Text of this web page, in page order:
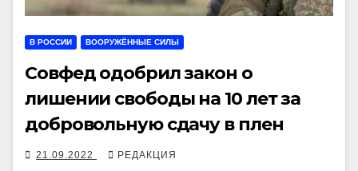
В РОССИИ ВООРУЖЁННЫЕ СИЛЫ
Совфед одобрил закон о
лишении свободы на 10 лет за
добровольную сдачу в плен
21.09.2022 РЕДАКЦИЯ